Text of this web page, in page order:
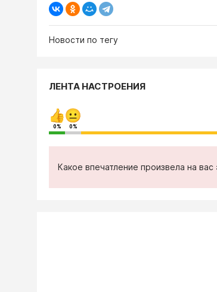
Новости по тегу
ЛЕНТА НАСТРОЕНИЯ
0% 0%
Какое впечатление произвела на